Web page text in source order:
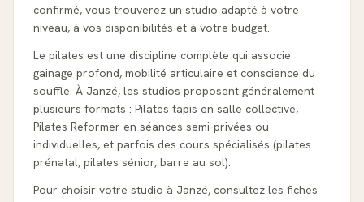
confirmé, vous trouverez un studio adapté à votre
niveau, à vos disponibilités et à votre budget.
Le pilates est une discipline complète qui associe
gainage profond, mobilité articulaire et conscience du
souffle. À Janzé, les studios proposent généralement
plusieurs formats : Pilates tapis en salle collective,
Pilates Reformer en séances semi-privées ou
individuelles, et parfois des cours spécialisés (pilates
prénatal, pilates sénior, barre au sol).
Pour choisir votre studio à Janzé, consultez les fiches